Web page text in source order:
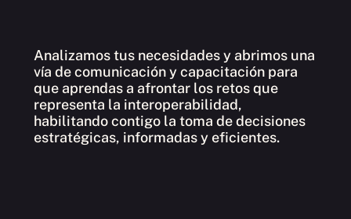
Analizamos tus necesidades y abrimos una
vía de comunicación y capacitación para
que aprendas a afrontar los retos que
representa la interoperabilidad,
habilitando contigo la toma de decisiones
estratégicas, informadas y eficientes.